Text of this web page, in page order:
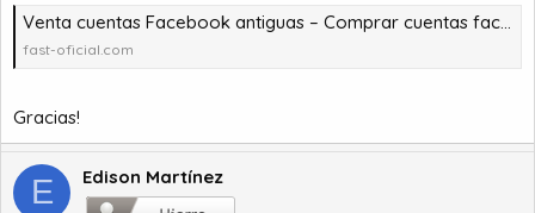
Venta cuentas Facebook antiguas – Comprar cuentas facebook – comprar cuentas facebook – comprar cuentas gmail
fast-oficial.com
Gracias!
E Edison Martínez